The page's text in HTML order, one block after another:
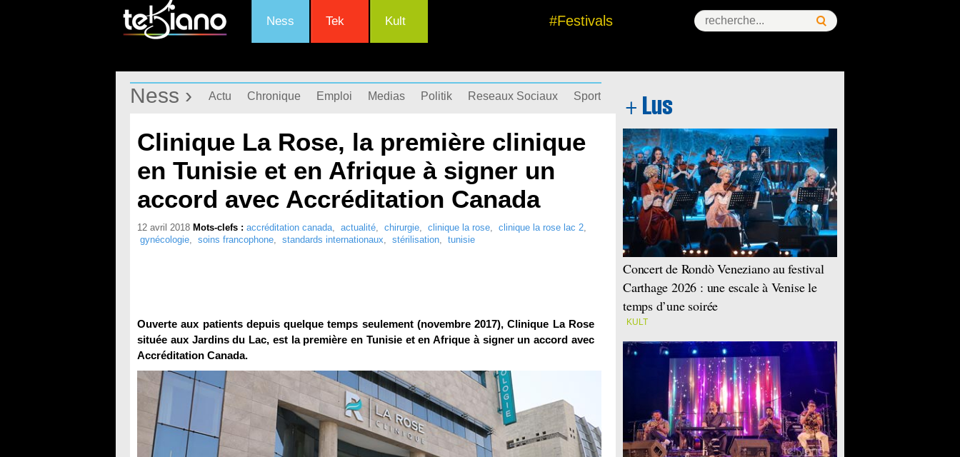
Ness Tek Kult #Festivals
Ness › Actu Chronique Emploi Medias Politik Reseaux Sociaux Sport Success Story
Clinique La Rose, la première clinique
en Tunisie et en Afrique à signer un
accord avec Accréditation Canada
12 avril 2018 Mots-clefs : accréditation canada, actualité, chirurgie, clinique la rose, clinique la rose lac 2,
gynécologie, soins francophone, standards internationaux, stérilisation, tunisie
Ouverte aux patients depuis quelque temps seulement (novembre 2017), Clinique La Rose
située aux Jardins du Lac, est la première en Tunisie et en Afrique à signer un accord avec
Accréditation Canada.
Concert de Rondò Veneziano au festival
Carthage 2026 : une escale à Venise le
temps d’une soirée
KULT